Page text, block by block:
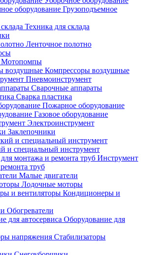
Грузоподъемное
Техника для склада
Ленточное полотно
Мотопомпы
Компрессоры воздушные
Пневмоинструмент
Сварочные аппараты
Сварка пластика
Пожарное оборудование
Газовое оборудование
Электроинструмент
Заклепочники
и специальный инструмент
Инструмент
труб
Малые двигатели
Лодочные моторы
Кондиционеры и
Обогреватели
Оборудование для
Стабилизаторы